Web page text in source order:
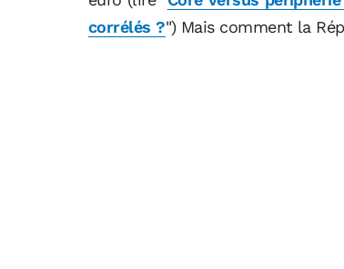
corrélés ?") Mais comment la